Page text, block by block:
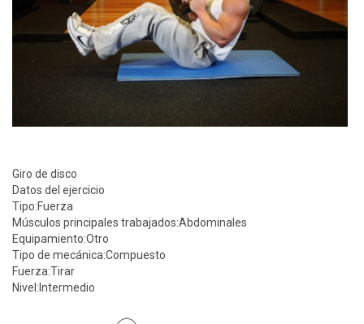
Giro de disco
Datos del ejercicio
Tipo:Fuerza
Músculos principales trabajados:Abdominales
Equipamiento:Otro
Tipo de mecánica:Compuesto
Fuerza:Tirar
Nivel: Intermedio